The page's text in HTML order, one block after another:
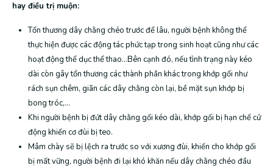
hay điều trị muộn:
Tổn thương dây chằng chéo trước để lâu, người bệnh không thể
thực hiện được các động tác phức tạp trong sinh hoạt cũng như các
hoạt động thể dục thể thao…Bên cạnh đó, nếu tình trạng này kéo
dài còn gây tổn thương các thành phần khác trong khớp gối như
rách sụn chêm, giãn các dây chằng còn lại, bề mặt sụn khớp bị
bong tróc,…
Khi người bệnh bị đứt dây chằng gối kéo dài, khớp gối bị hạn chế cử
động khiến cơ đùi bị teo.
Mâm chày sẽ bị lệch ra trước so với xương đùi, khiến cho khớp gối
bị mất vững, người bệnh đi lại khó khăn nếu dây chằng chéo đầu